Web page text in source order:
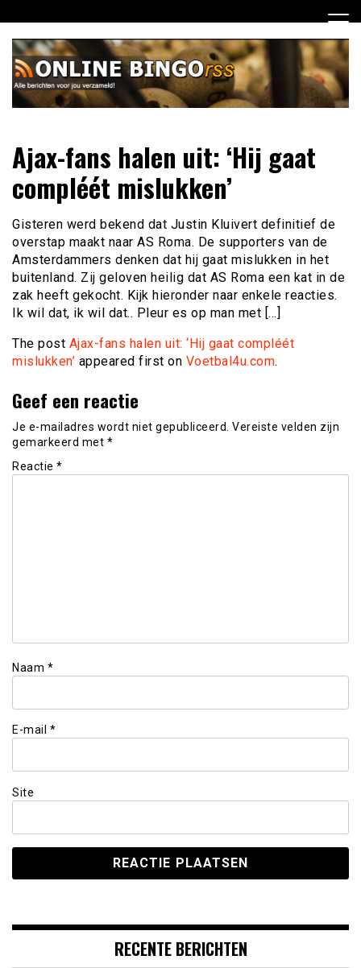
naar
inhoud
Online Bingo RSS
verzameld
Ajax-fans halen uit: ‘Hij gaat
compléét mislukken’
Gisteren werd bekend dat Justin Kluivert definitief de
overstap maakt naar AS Roma. De supporters van de
Amsterdammers denken dat hij gaat mislukken in het
buitenland. Zij geloven heilig dat AS Roma een kat in de
zak heeft gekocht. Kijk hieronder naar enkele reacties.
Ik wil dat, ik wil dat.. Pleur es op man met […]
The post Ajax-fans halen uit: ‘Hij gaat compléét
mislukken’ appeared first on Voetbal4u.com.
Geef een reactie
Je e-mailadres wordt niet gepubliceerd. Vereiste velden zijn
gemarkeerd met *
Reactie *
Naam *
E-mail *
Site
RECENTE BERICHTEN